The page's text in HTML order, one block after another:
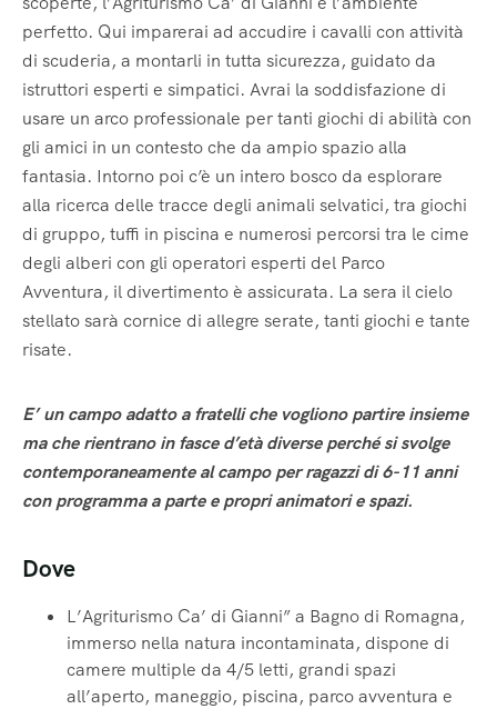
perfetto. Qui imparerai ad accudire i cavalli con attività
di scuderia, a montarli in tutta sicurezza, guidato da
istruttori esperti e simpatici. Avrai la soddisfazione di
usare un arco professionale per tanti giochi di abilità con
gli amici in un contesto che da ampio spazio alla
fantasia. Intorno poi c’è un intero bosco da esplorare
alla ricerca delle tracce degli animali selvatici, tra giochi
di gruppo, tuffi in piscina e numerosi percorsi tra le cime
degli alberi con gli operatori esperti del Parco
Avventura, il divertimento è assicurata. La sera il cielo
stellato sarà cornice di allegre serate, tanti giochi e tante
risate.
E’ un campo adatto a fratelli che vogliono partire insieme
ma che rientrano in fasce d’età diverse perché si svolge
contemporaneamente al campo per ragazzi di 6-11 anni
con programma a parte e propri animatori e spazi.
Dove
L’Agriturismo Ca’ di Gianni” a Bagno di Romagna,
immerso nella natura incontaminata, dispone di
camere multiple da 4/5 letti, grandi spazi
all’aperto, maneggio, piscina, parco avventura e